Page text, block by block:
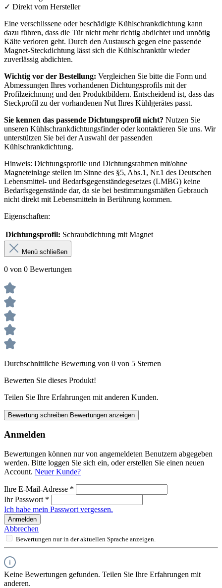
✓ Direkt vom Hersteller
Eine verschlissene oder beschädigte Kühlschrankdichtung kann
dazu führen, dass die Tür nicht mehr richtig abdichtet und unnötig
Kälte verloren geht. Durch den Austausch gegen eine passende
Magnet-Steckdichtung lässt sich die Kühlschranktür wieder
zuverlässig abdichten.
Wichtig vor der Bestellung: Vergleichen Sie bitte die Form und
Abmessungen Ihres vorhandenen Dichtungsprofils mit der
Profilzeichnung und den Produktbildern. Entscheidend ist, dass das
Steckprofil zu der vorhandenen Nut Ihres Kühlgerätes passt.
Sie kennen das passende Dichtungsprofil nicht? Nutzen Sie
unseren Kühlschrankdichtungsfinder oder kontaktieren Sie uns. Wir
unterstützen Sie bei der Auswahl der passenden
Kühlschrankdichtung.
Hinweis: Dichtungsprofile und Dichtungsrahmen mit/ohne
Magneteinlage stellen im Sinne des §5, Abs.1, Nr.1 des Deutschen
Lebensmittel- und Bedarfsgegenständegesetzes (LMBG) keine
Bedarfsgegenstände dar, da sie bei bestimmungsmäßen Gebrauch
nicht direkt mit Lebensmitteln in Berührung kommen.
Eigenschaften:
Dichtungsprofil: Schraubdichtung mit Magnet
Menü schließen
0 von 0 Bewertungen
Durchschnittliche Bewertung von 0 von 5 Sternen
Bewerten Sie dieses Produkt!
Teilen Sie Ihre Erfahrungen mit anderen Kunden.
Bewertung schreiben Bewertungen anzeigen
Anmelden
Bewertungen können nur von angemeldeten Benutzern abgegeben
werden. Bitte loggen Sie sich ein, oder erstellen Sie einen neuen
Account. Neuer Kunde?
Ihre E-Mail-Adresse *
Ihr Passwort *
Ich habe mein Passwort vergessen.
Anmelden
Abbrechen
Bewertungen nur in der aktuellen Sprache anzeigen.
Keine Bewertungen gefunden. Teilen Sie Ihre Erfahrungen mit
anderen.